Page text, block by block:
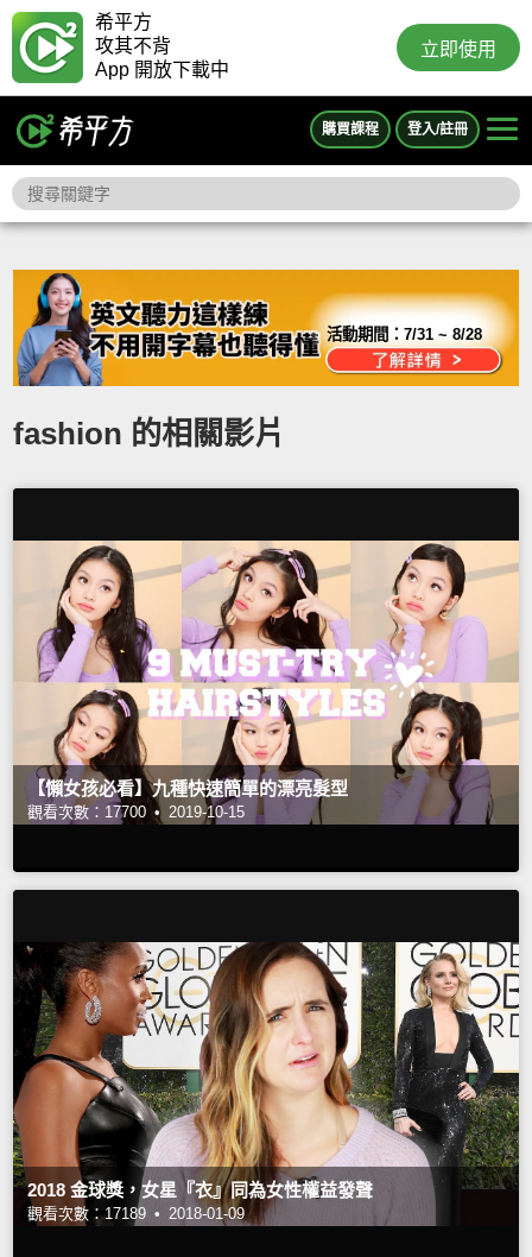
希平方
攻其不背
App 開放下載中
立即使用
購買課程 登入/註冊
活動期間：7/31 ~ 8/28
fashion 的相關影片
【懶女孩必看】九種快速簡單的漂亮髮型
觀看次數：17700 • 2019-10-15
2018 金球獎，女星『衣』同為女性權益發聲
觀看次數：17189 • 2018-01-09